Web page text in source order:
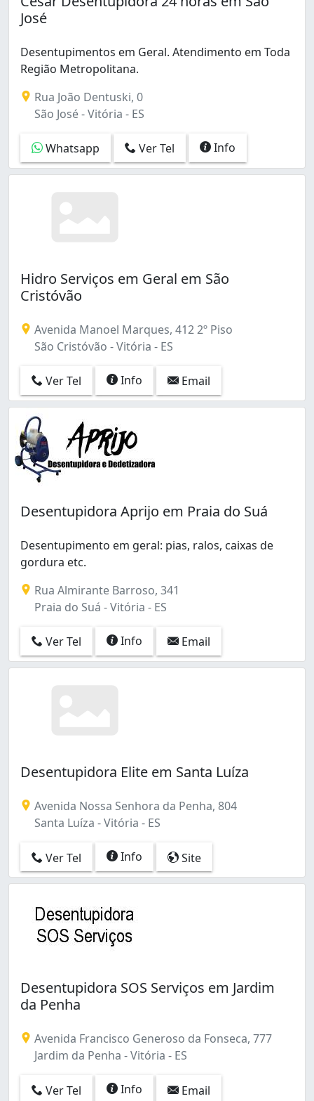
José
Desentupimentos em Geral. Atendimento em Toda
Região Metropolitana.
Rua João Dentuski, 0
São José - Vitória - ES
Whatsapp Ver Tel Info
Hidro Serviços em Geral em São
Cristóvão
Avenida Manoel Marques, 412 2º Piso
São Cristóvão - Vitória - ES
Ver Tel Info Email
Desentupidora Aprijo em Praia do Suá
Desentupimento em geral: pias, ralos, caixas de
gordura etc.
Rua Almirante Barroso, 341
Praia do Suá - Vitória - ES
Ver Tel Info Email
Desentupidora Elite em Santa Luíza
Avenida Nossa Senhora da Penha, 804
Santa Luíza - Vitória - ES
Ver Tel Info Site
Desentupidora SOS Serviços em Jardim
da Penha
Avenida Francisco Generoso da Fonseca, 777
Jardim da Penha - Vitória - ES
Ver Tel Info Email